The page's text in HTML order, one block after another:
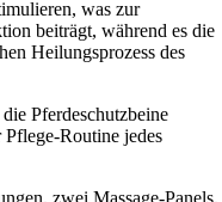
was zur
beiträgt, während es die
Heilungsprozess des
Pferdeschutzbeine
Routine jedes
zwei Massage-Panels,